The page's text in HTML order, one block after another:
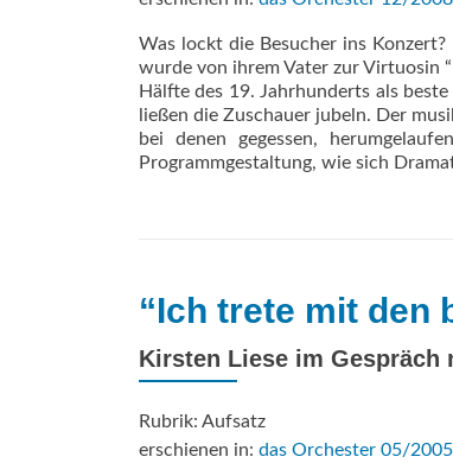
Was lockt die Besucher ins
wurde von ihrem Vater zur Virtuosin
Hälfte des 19. Jahrhunderts als
ließen die Zuschauer jubeln. Der
bei denen gegessen,
Programmgestaltung, wie sich
“Ich trete mit den
Kirsten Liese im Gespräch
Rubrik: Aufsatz
erschienen in: das Orchester 05/2005